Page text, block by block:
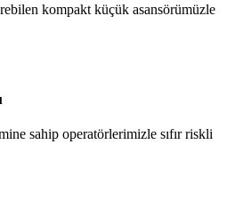
kompakt küçük asansörümüzle
sahip operatörlerimizle sıfır riskli